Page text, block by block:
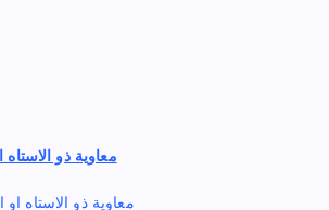
معاوية ذو الاستاه